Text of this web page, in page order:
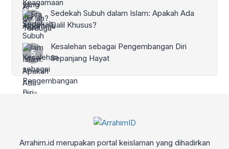
Sedekah Subuh dalam Islam: Apakah Ada
Dalil Khusus?
Kesalehan sebagai Pengembangan Diri
Sepanjang Hayat
Arrahim.id merupakan portal keislaman yang dihadirkan